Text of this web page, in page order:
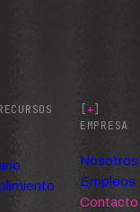
[+]
EMPRESA
Nosotros
Empleos
Contacto